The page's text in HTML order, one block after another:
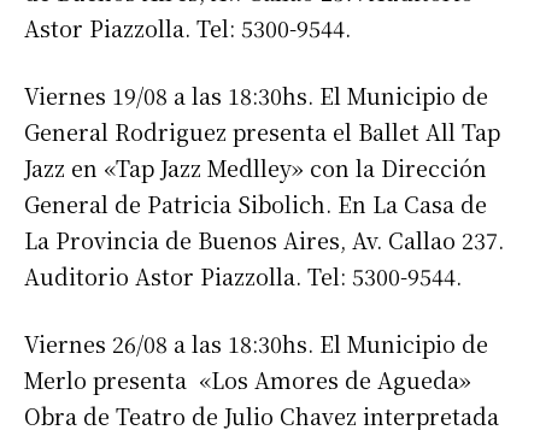
Astor Piazzolla. Tel: 5300-9544.
Viernes 19/08 a las 18:30hs. El Municipio de
General Rodriguez presenta el Ballet All Tap
Jazz en «Tap Jazz Medlley» con la Dirección
General de Patricia Sibolich. En La Casa de
La Provincia de Buenos Aires, Av. Callao 237.
Auditorio Astor Piazzolla. Tel: 5300-9544.
Viernes 26/08 a las 18:30hs. El Municipio de
Merlo presenta «Los Amores de Agueda»
Obra de Teatro de Julio Chavez interpretada